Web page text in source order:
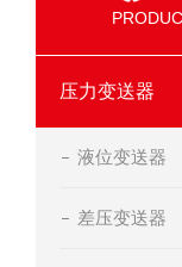
压力变送器
液位变送器
差压变送器